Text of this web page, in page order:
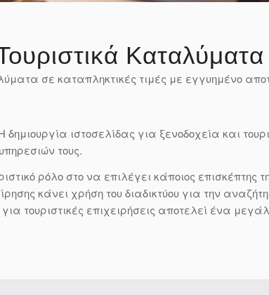
Καταλύματα
σε καταπληκτικές τιμές με εγγυημένο
ιστοσελίδας για ξενοδοχεία και
τους.
ρόλο στο να επιλέγει κάποιος επισκέπτης
κάνει χρήση του διαδικτύου για την
τουριστικές επιχειρήσεις αποτελεί ένα